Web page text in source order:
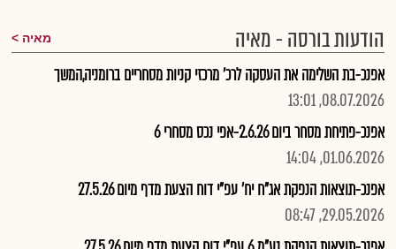
הודעות בורסה - מאיה מאיה
אפנכ-בת השלימה את העסקה לרכ' מרכזי קניות מסחריים ברומניה,המשך
08.07.2026, 13:01
אפנכ-פתיחת מסחר ביום 2.6.26-אפי נכס מסחרי 6
01.06.2026, 14:04
אפנכ-תוצאות הנפקת אג"ח יח' עפ"י דוח הצעת מדף מיום 27.5.26
29.05.2026, 08:47